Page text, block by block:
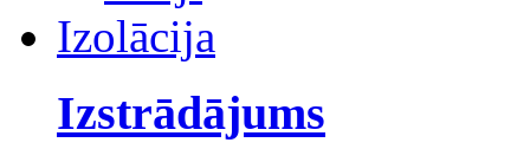
Izolācija
Izstrādājums